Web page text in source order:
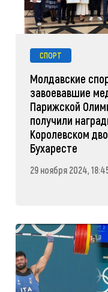
СПОРТ
Молдавские
завоевавшие
Парижской
получили
Королевском
Бухаресте
29 ноября 2024,